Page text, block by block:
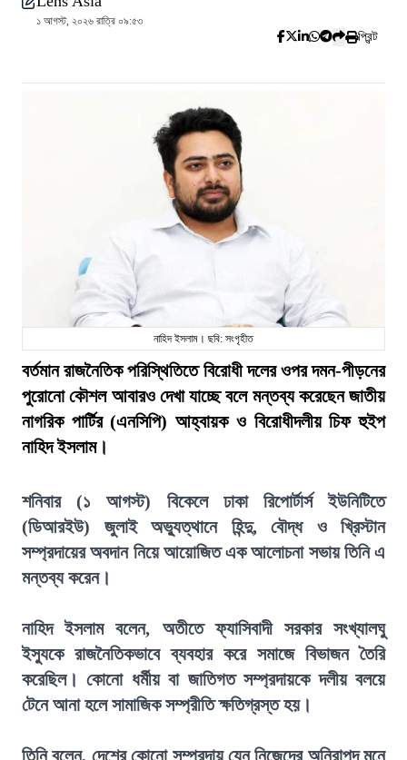
১ আগস্ট, ২০২৬ রাত্রি ০৯:৫৩
প্রিন্ট
নাহিদ ইসলাম। ছবি: সংগৃহীত
বর্তমান রাজনৈতিক পরিস্থিতিতে বিরোধী দলের ওপর দমন-পীড়নের
পুরোনো কৌশল আবারও দেখা যাচ্ছে বলে মন্তব্য করেছেন জাতীয়
নাগরিক পার্টির (এনসিপি) আহ্বায়ক ও বিরোধীদলীয় চিফ হুইপ
নাহিদ ইসলাম।
শনিবার (১ আগস্ট) বিকেলে ঢাকা রিপোর্টার্স ইউনিটিতে
(ডিআরইউ) জুলাই অভ্যুত্থানে হিন্দু, বৌদ্ধ ও খ্রিস্টান
সম্প্রদায়ের অবদান নিয়ে আয়োজিত এক আলোচনা সভায় তিনি এ
মন্তব্য করেন।
নাহিদ ইসলাম বলেন, অতীতে ফ্যাসিবাদী সরকার সংখ্যালঘু
ইস্যুকে রাজনৈতিকভাবে ব্যবহার করে সমাজে বিভাজন তৈরি
করেছিল। কোনো ধর্মীয় বা জাতিগত সম্প্রদায়কে দলীয় বলয়ে
টেনে আনা হলে সামাজিক সম্প্রীতি ক্ষতিগ্রস্ত হয়।
তিনি বলেন, দেশের কোনো সম্প্রদায় যেন নিজেদের অনিরাপদ মনে